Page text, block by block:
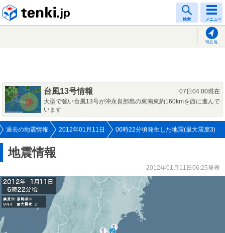
検索 メニュー
現在地
台風13号情報
07日04:00現在
大型で強い台風13号が沖永良部島の東南東約160kmを西に進んで
います
過去の地震情報 2012年01月11日 06時22分頃発生した地震(最大震度3)
地震情報
2012年01月11日06:25発表